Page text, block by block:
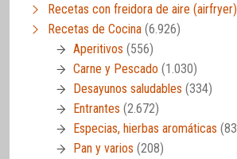
Recetas con freidora de aire (airfryer)
Recetas de Cocina (6.926)
Aperitivos (556)
Carne y Pescado (1.030)
Desayunos saludables (334)
Entrantes (2.672)
Especias, hierbas aromáticas
Pan y varios (208)